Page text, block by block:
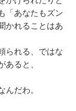
「あなたもズン
かれることはあ
られる、ではな
あると、
んだわ。